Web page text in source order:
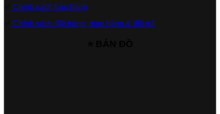
Chính sách bảo hành
Chính sách đặt hàng, giao hàng & đổi trả